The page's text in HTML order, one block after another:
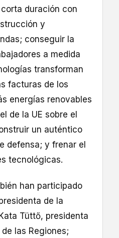
duración con
y
conseguir la
a medida
transforman
facturas de los
energías renovables
de la UE sobre el
un auténtico
defensa; y frenar el
tecnológicas.
han participado
de la
Tüttő, presidenta
las Regiones;